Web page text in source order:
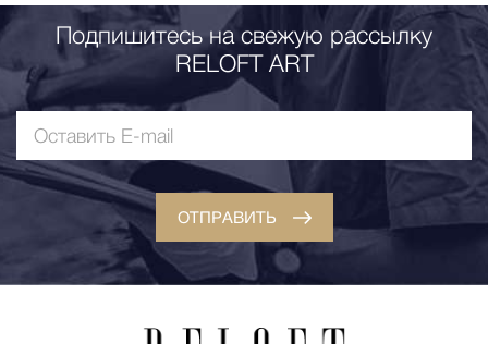
Подпишитесь на свежую рассылку
RELOFT ART
ОТПРАВИТЬ